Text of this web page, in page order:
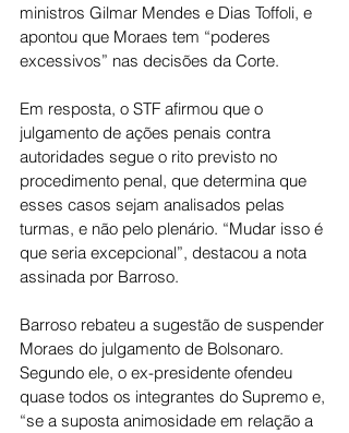
ministros Gilmar Mendes e Dias Toffoli, e
apontou que Moraes tem “poderes
excessivos” nas decisões da Corte.
Em resposta, o STF afirmou que o
julgamento de ações penais contra
autoridades segue o rito previsto no
procedimento penal, que determina que
esses casos sejam analisados pelas
turmas, e não pelo plenário. “Mudar isso é
que seria excepcional”, destacou a nota
assinada por Barroso.
Barroso rebateu a sugestão de suspender
Moraes do julgamento de Bolsonaro.
Segundo ele, o ex-presidente ofendeu
quase todos os integrantes do Supremo e,
“se a suposta animosidade em relação a